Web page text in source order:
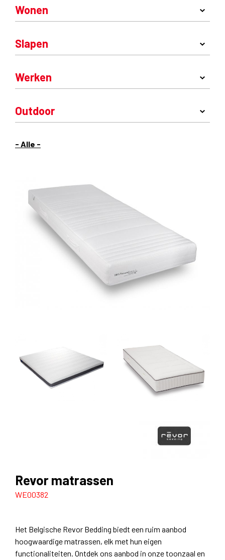
- Alle -
Wonen
Slapen
Werken
Outdoor
Revor matrassen
WE00382
Het Belgische Revor Bedding biedt een ruim aanbod
hoogwaardige matrassen, elk met hun eigen
functionaliteiten. Ontdek ons aanbod in onze toonzaal en